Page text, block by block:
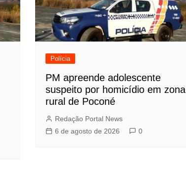
Polícia
PM apreende adolescente
suspeito por homicídio em zona
rural de Poconé
Redação Portal News
6 de agosto de 2026
0